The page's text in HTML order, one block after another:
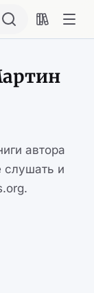
автора
слушать и